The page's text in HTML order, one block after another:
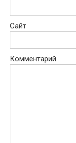
Сайт
Комментарий